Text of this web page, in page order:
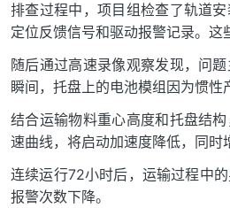
排查过程中，项目组检查了轨道安
定位反馈信号和驱动报警记录。这
随后通过高速录像观察发现，问
瞬间，托盘上的电池模组因为惯性
结合运输物料重心高度和托盘结
速曲线，将启动加速度降低，同时
连续运行72小时后，运输过程中
报警次数下降。